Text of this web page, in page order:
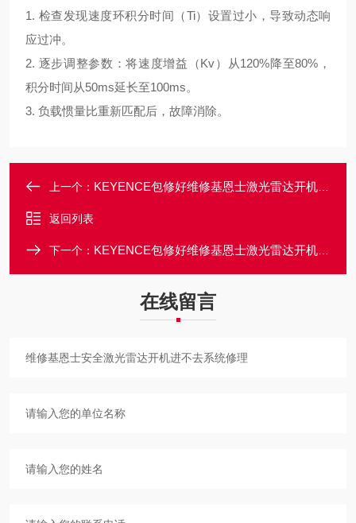
1. 检查发现速度环积分时间（Ti）设置过小，导致动态响
应过冲。
2. 逐步调整参数：将速度增益（Kv）从120%降至80%，
积分时间从50ms延长至100ms。
3. 负载惯量比重新匹配后，故障消除。
上一个： KEYENCE包修好维修基恩士激光雷达开机报警0051系统错误
返回列表
下一个： KEYENCE包修好维修基恩士激光雷达开机报警Error11修理
在线留言